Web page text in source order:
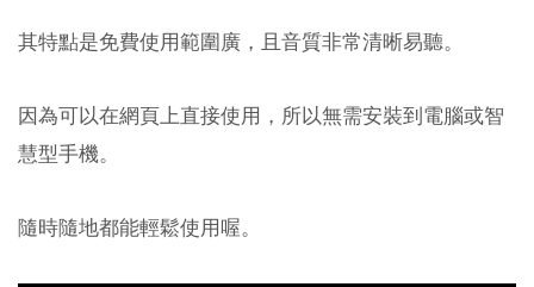
其特點是免費使用範圍廣，且音質非常清晰易聽。
因為可以在網頁上直接使用，所以無需安裝到電腦或智
慧型手機。
隨時隨地都能輕鬆使用喔。